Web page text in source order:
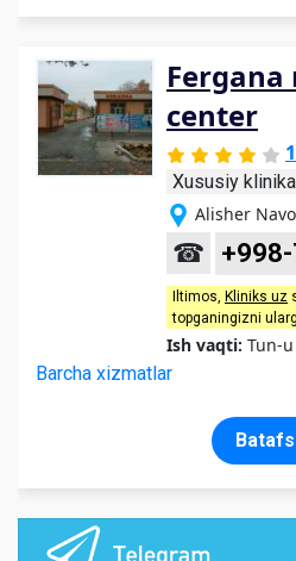
Fergana
center
Xususiy klinika
Alisher
☎
Iltimos, Kliniks uz
topganingizni
Ish vaqti: Tun-
Barcha xizmatlar